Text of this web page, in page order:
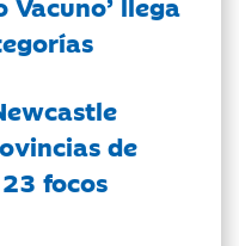
de
focos